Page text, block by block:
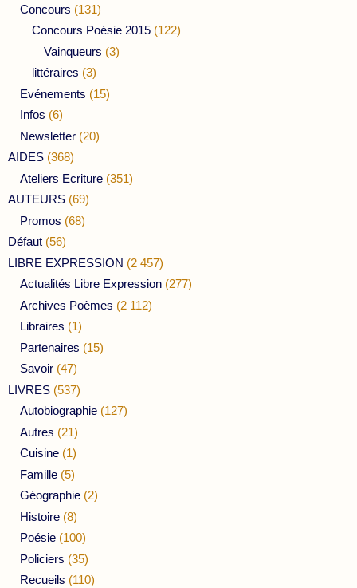
Concours (131)
Concours Poésie 2015 (122)
Vainqueurs (3)
littéraires (3)
Evénements (15)
Infos (6)
Newsletter (20)
AIDES (368)
Ateliers Ecriture (351)
AUTEURS (69)
Promos (68)
Défaut (56)
LIBRE EXPRESSION (2 457)
Actualités Libre Expression (277)
Archives Poèmes (2 112)
Libraires (1)
Partenaires (15)
Savoir (47)
LIVRES (537)
Autobiographie (127)
Autres (21)
Cuisine (1)
Famille (5)
Géographie (2)
Histoire (8)
Poésie (100)
Policiers (35)
Recueils (110)